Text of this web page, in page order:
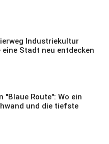
Industriekultur
eine Stadt neu entdecken
"Blaue Route": Wo ein
und die tiefste